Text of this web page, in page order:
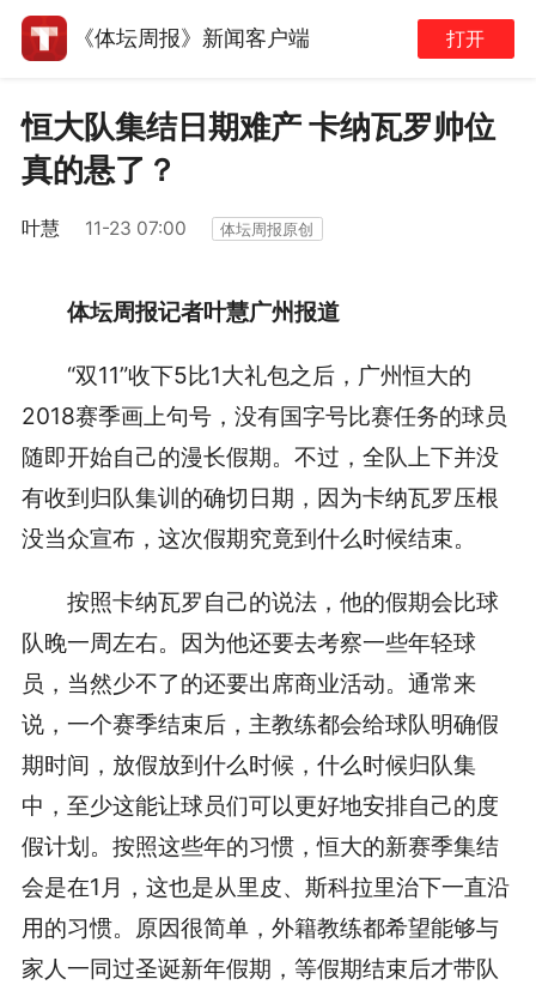
《体坛周报》新闻客户端 打开
恒大队集结日期难产 卡纳瓦罗帅位
真的悬了？
叶慧 11-23 07:00 体坛周报原创
体坛周报记者叶慧广州报道
“双11”收下5比1大礼包之后，广州恒大的
2018赛季画上句号，没有国字号比赛任务的球员
随即开始自己的漫长假期。不过，全队上下并没
有收到归队集训的确切日期，因为卡纳瓦罗压根
没当众宣布，这次假期究竟到什么时候结束。
按照卡纳瓦罗自己的说法，他的假期会比球
队晚一周左右。因为他还要去考察一些年轻球
员，当然少不了的还要出席商业活动。通常来
说，一个赛季结束后，主教练都会给球队明确假
期时间，放假放到什么时候，什么时候归队集
中，至少这能让球员们可以更好地安排自己的度
假计划。按照这些年的习惯，恒大的新赛季集结
会是在1月，这也是从里皮、斯科拉里治下一直沿
用的习惯。原因很简单，外籍教练都希望能够与
家人一同过圣诞新年假期，等假期结束后才带队